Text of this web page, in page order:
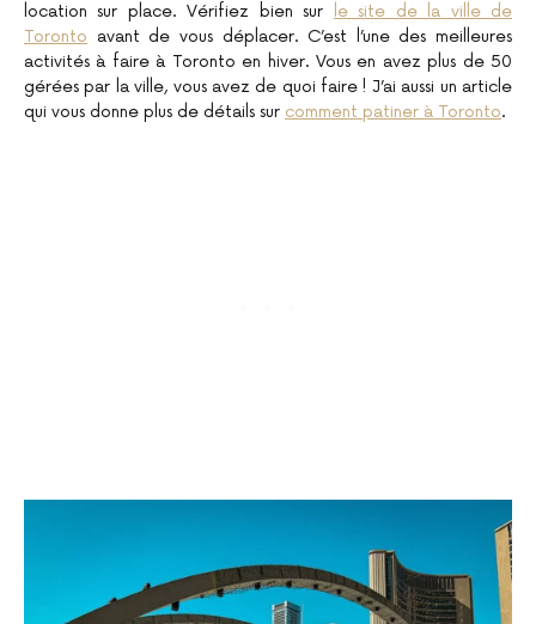
location sur place. Vérifiez bien sur
le site de la ville de
Toronto avant de vous déplacer. C’est l’une des meilleures
activités à faire à Toronto en hiver. Vous en avez plus de 50
gérées par la ville, vous avez de quoi faire ! J’ai aussi un article
qui vous donne plus de détails sur comment patiner à Toronto.